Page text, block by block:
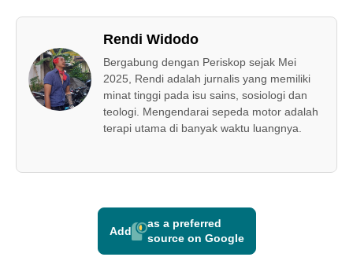
Rendi Widodo
Bergabung dengan Periskop sejak Mei
2025, Rendi adalah jurnalis yang memiliki
minat tinggi pada isu sains, sosiologi dan
teologi. Mengendarai sepeda motor adalah
terapi utama di banyak waktu luangnya.
Add
as a preferred
source on Google